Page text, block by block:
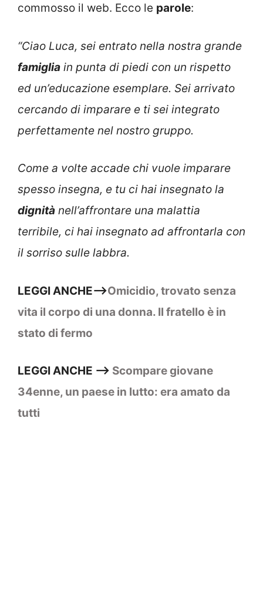
commosso il web. Ecco le parole:
“Ciao Luca, sei entrato nella nostra grande
famiglia in punta di piedi con un rispetto
ed un’educazione esemplare. Sei arrivato
cercando di imparare e ti sei integrato
perfettamente nel nostro gruppo.
Come a volte accade chi vuole imparare
spesso insegna, e tu ci hai insegnato la
dignità nell’affrontare una malattia
terribile, ci hai insegnato ad affrontarla con
il sorriso sulle labbra.
LEGGI ANCHE–>Omicidio, trovato senza
vita il corpo di una donna. Il fratello è in
stato di fermo
LEGGI ANCHE –> Scompare giovane
34enne, un paese in lutto: era amato da
tutti